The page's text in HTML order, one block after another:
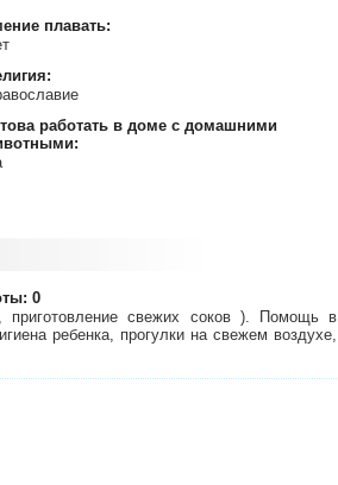
плавать:
работать в доме с домашними
0
приготовление свежих соков ). Помощь в
ребенка, прогулки на свежем воздухе,